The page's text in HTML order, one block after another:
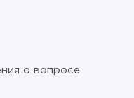
о вопросе